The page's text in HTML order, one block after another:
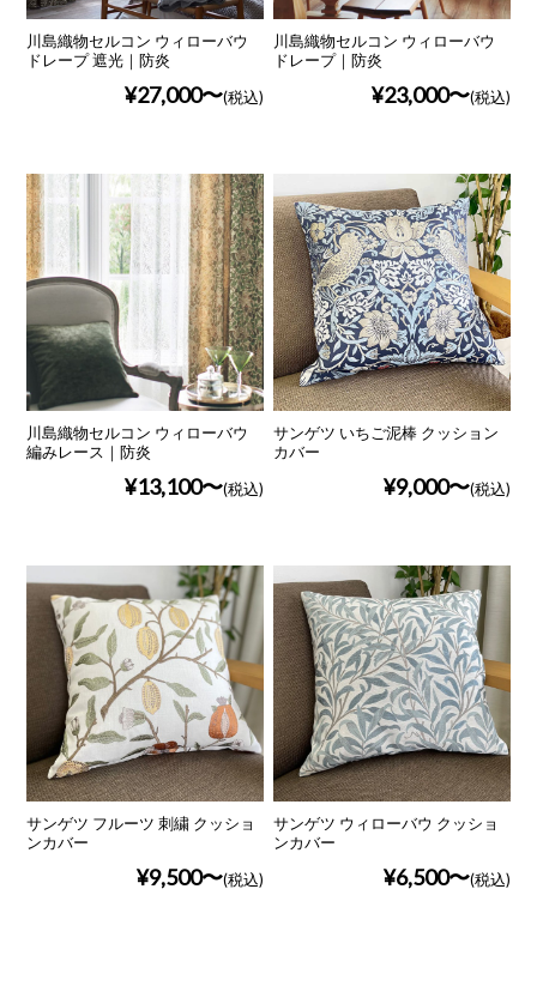
川島織物セルコン ウィローバウ
ドレープ 遮光｜防炎
¥27,000 (税込)
川島織物セルコン ウィローバウ
ドレープ｜防炎
¥23,000 (税込)
川島織物セルコン ウィローバウ
編みレース｜防炎
¥13,100 (税込)
サンゲツ いちご泥棒 クッション
カバー
¥9,000 (税込)
サンゲツ フルーツ 刺繍 クッショ
ンカバー
¥9,500 (税込)
サンゲツ ウィローバウ クッショ
ンカバー
¥6,500 (税込)